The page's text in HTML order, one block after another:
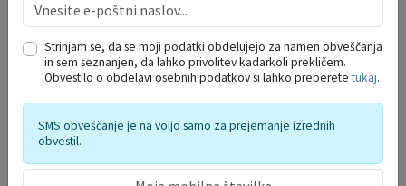
JAVNI RAZPISI IN JAVNI POZIVI ZA ...
VLOGE IN OBRAZCI
Strinjam se, da se moji podatki obdelujejo za namen obveščanja
in sem seznanjen, da lahko privolitev kadarkoli prekličem.
Obvestilo o obdelavi osebnih podatkov si lahko preberetetukaj.
SMS obveščanje je na voljo samo za prejemanje izrednih
obvestil.